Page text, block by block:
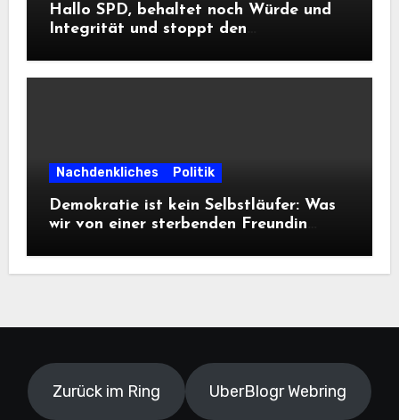
Hallo SPD, behaltet noch Würde und
Integrität und stoppt den
Informationsfreiheit!
Nachdenkliches Politik
Demokratie ist kein Selbstläufer: Was
wir von einer sterbenden Freundin
Zurück im Ring UberBlogr Webring